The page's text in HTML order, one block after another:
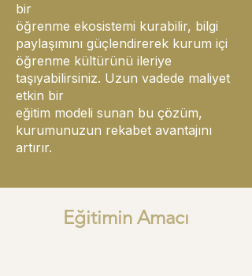
bir
öğrenme ekosistemi kurabilir, bilgi
paylaşımını güçlendirerek kurum içi
öğrenme kültürünü ileriye
taşıyabilirsiniz. Uzun vadede maliyet
etkin bir
eğitim modeli sunan bu çözüm,
kurumunuzun rekabet avantajını
artırır.
Eğitimin Amacı